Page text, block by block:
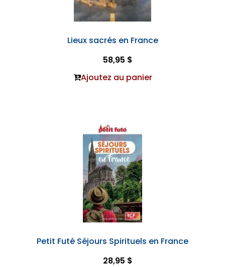
Lieux sacrés en France
58,95 $
Ajoutez au panier
Petit Futé Séjours Spirituels en France
28,95 $